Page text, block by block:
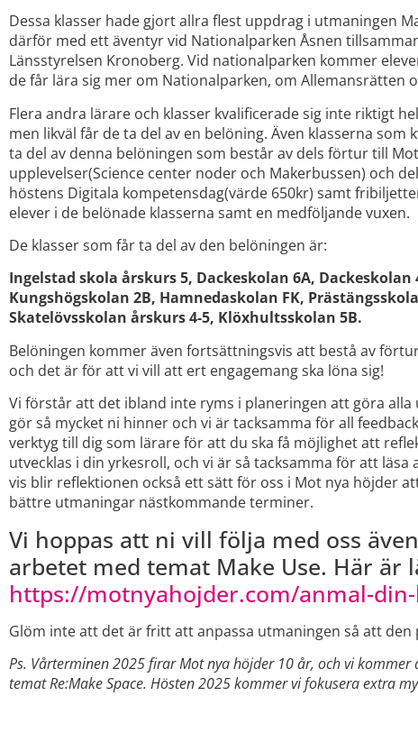
Dessa klasser hade gjort allra flest uppdrag i utmaningen
därför med ett äventyr vid Nationalparken Åsnen
Länsstyrelsen Kronoberg. Vid nationalparken kommer
de får lära sig mer om Nationalparken, om Allemansrätten
Flera andra lärare och klasser kvalificerade sig inte riktigt
men likväl får de ta del av en belöning. Även klasserna som
ta del av denna belöningen som består av dels förtur till
upplevelser(Science center noder och Makerbussen) och
höstens Digitala kompetensdag(värde 650kr) samt
elever i de belönade klasserna samt en medföljande vuxen.
De klasser som får ta del av den belöningen är:
Ingelstad skola årskurs 5, Dackeskolan 6A, Dackeskolan
Kungshögskolan 2B, Hamnedaskolan FK,
Skatelövsskolan årskurs 4-5, Klöxhultsskolan 5B.
Belöningen kommer även fortsättningsvis att bestå av
och det är för att vi vill att ert engagemang ska löna sig!
Vi förstår att det ibland inte ryms i planeringen att göra
gör så mycket ni hinner och vi är tacksamma för all
verktyg till dig som lärare för att du ska få möjlighet att
utvecklas i din yrkesroll, och vi är så tacksamma för att läsa
vis blir reflektionen också ett sätt för oss i Mot nya höjder
bättre utmaningar nästkommande terminer.
Vi hoppas att ni vill följa med oss
arbetet med temat Make Use. Här är
https://motnyahojder.com/anmal-
Glöm inte att det är fritt att anpassa utmaningen så att den
Ps. Vårterminen 2025 firar Mot nya höjder 10 år, och vi
temat Re:Make Space. Hösten 2025 kommer vi fokusera extra